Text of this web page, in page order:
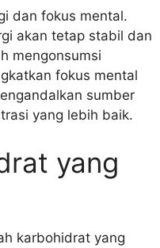
dan fokus mental.
akan tetap stabil dan
mengonsumsi
fokus mental
sumber
yang lebih baik.
yang
karbohidrat yang